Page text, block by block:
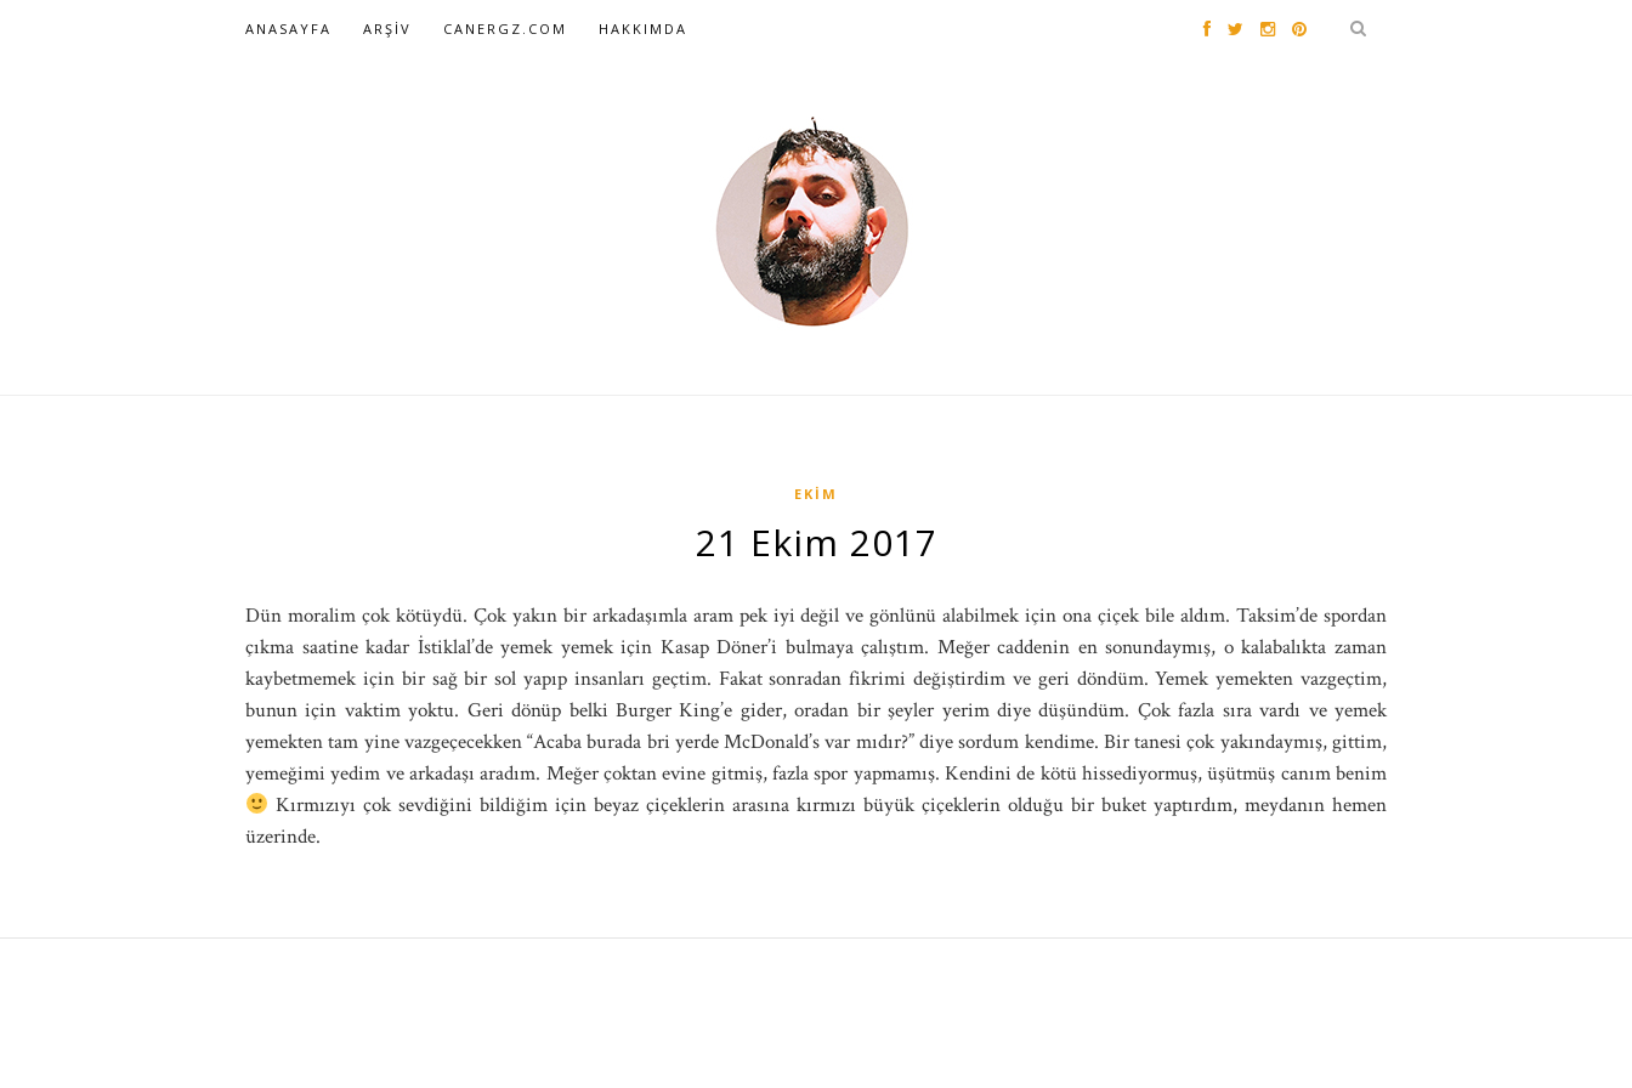
ANASAYFA ARŞIV CANERGZ.COM HAKKIMDA
EKIM
21 Ekim 2017
Dün moralim çok kötüydü. Çok yakın bir arkadaşımla aram pek iyi değil ve gönlünü alabilmek için ona çiçek bile aldım. Taksim’de spordan
çıkma saatine kadar İstiklal’de yemek yemek için Kasap Döner’i bulmaya çalıştım. Meğer caddenin en sonundaymış, o kalabalıkta zaman
kaybetmemek için bir sağ bir sol yapıp insanları geçtim. Fakat sonradan fikrimi değiştirdim ve geri döndüm. Yemek yemekten vazgeçtim,
bunun için vaktim yoktu. Geri dönüp belki Burger King’e gider, oradan bir şeyler yerim diye düşündüm. Çok fazla sıra vardı ve yemek
yemekten tam yine vazgeçecekken “Acaba burada bri yerde McDonald’s var mıdır?” diye sordum kendime. Bir tanesi çok yakındaymış, gittim,
yemeğimi yedim ve arkadaşı aradım. Meğer çoktan evine gitmiş, fazla spor yapmamış. Kendini de kötü hissediyormuş, üşütmüş canım benim
Kırmızıyı çok sevdiğini bildiğim için beyaz çiçeklerin arasına kırmızı büyük çiçeklerin olduğu bir buket yaptırdım, meydanın hemen
üzerinde.